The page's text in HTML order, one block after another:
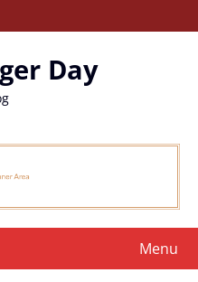
Day
Menu